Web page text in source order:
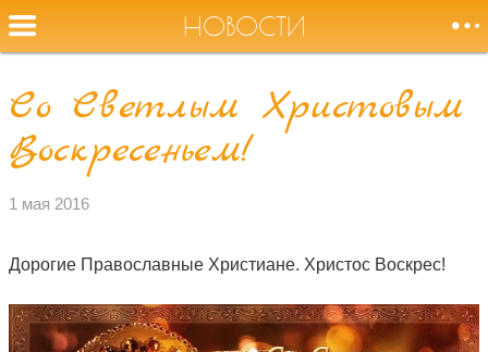
НОВОСТИ
СОБЫТИЯ
БИОГРАФИЯ
АУДИО
НОВОСТИ
Со Светлым Христовым
Воскресеньем!
1 мая 2016
Дорогие Православные Христиане. Христос Воскрес!